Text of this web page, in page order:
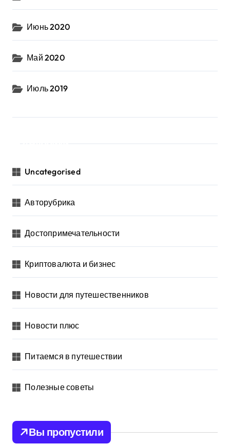
Июнь 2020
Май 2020
Июль 2019
Uncategorised
Авторубрика
Достопримечательности
Криптовалюта и бизнес
Новости для путешественников
Новости плюс
Питаемся в путешествии
Полезные советы
Вы пропустили